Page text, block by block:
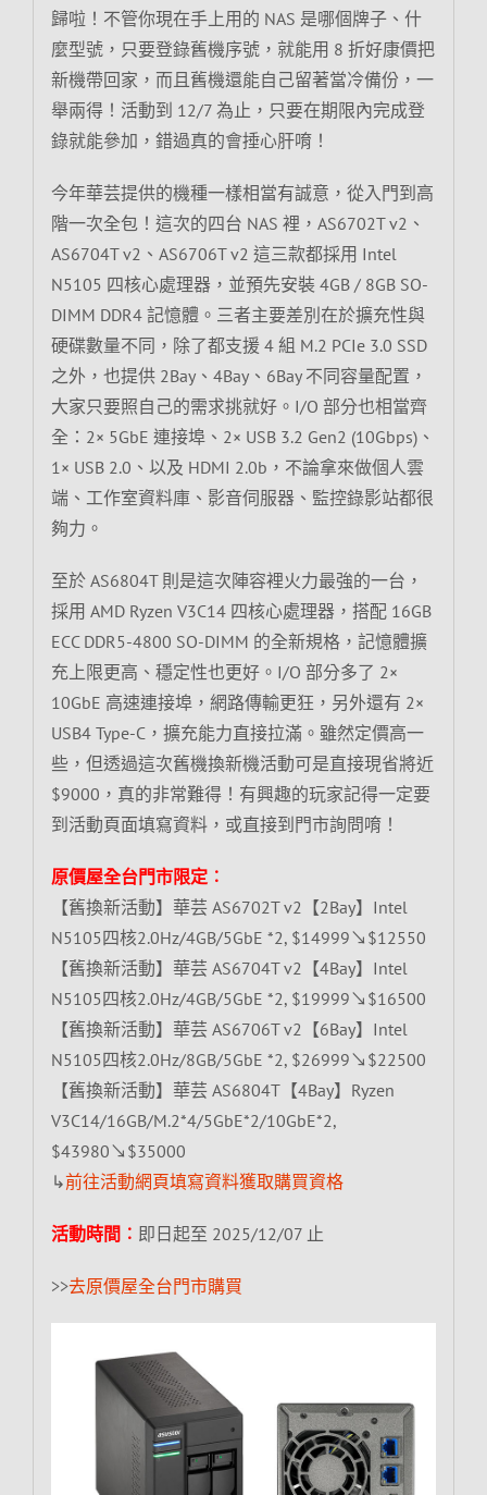
歸啦！不管你現在手上用的 NAS 是哪個牌子、什
麼型號，只要登錄舊機序號，就能用 8 折好康價把
新機帶回家，而且舊機還能自己留著當冷備份，一
舉兩得！活動到 12/7 為止，只要在期限內完成登
錄就能參加，錯過真的會捶心肝唷！
今年華芸提供的機種一樣相當有誠意，從入門到高
階一次全包！這次的四台 NAS 裡，AS6702T v2、
AS6704T v2、AS6706T v2 這三款都採用 Intel
N5105 四核心處理器，並預先安裝 4GB / 8GB SO-
DIMM DDR4 記憶體。三者主要差別在於擴充性與
硬碟數量不同，除了都支援 4 組 M.2 PCIe 3.0 SSD
之外，也提供 2Bay、4Bay、6Bay 不同容量配置，
大家只要照自己的需求挑就好。I/O 部分也相當齊
全：2× 5GbE 連接埠、2× USB 3.2 Gen2 (10Gbps)、
1× USB 2.0、以及 HDMI 2.0b，不論拿來做個人雲
端、工作室資料庫、影音伺服器、監控錄影站都很
夠力。
至於 AS6804T 則是這次陣容裡火力最強的一台，
採用 AMD Ryzen V3C14 四核心處理器，搭配 16GB
ECC DDR5-4800 SO-DIMM 的全新規格，記憶體擴
充上限更高、穩定性也更好。I/O 部分多了 2×
10GbE 高速連接埠，網路傳輸更狂，另外還有 2×
USB4 Type-C，擴充能力直接拉滿。雖然定價高一
些，但透過這次舊機換新機活動可是直接現省將近
$9000，真的非常難得！有興趣的玩家記得一定要
到活動頁面填寫資料，或直接到門市詢問唷！
原價屋全台門市限定︰
【舊換新活動】華芸 AS6702T v2【2Bay】Intel
N5105四核2.0Hz/4GB/5GbE *2, $14999↘$12550
【舊換新活動】華芸 AS6704T v2【4Bay】Intel
N5105四核2.0Hz/4GB/5GbE *2, $19999↘$16500
【舊換新活動】華芸 AS6706T v2【6Bay】Intel
N5105四核2.0Hz/8GB/5GbE *2, $26999↘$22500
【舊換新活動】華芸 AS6804T【4Bay】Ryzen
V3C14/16GB/M.2*4/5GbE*2/10GbE*2,
$43980↘$35000
↳前往活動網頁填寫資料獲取購買資格
活動時間︰ 即日起至 2025/12/07 止
>>去原價屋全台門市購買